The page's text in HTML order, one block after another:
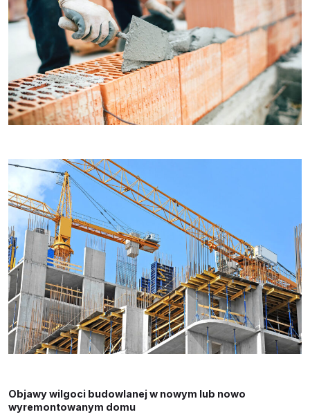
Objawy wilgoci budowlanej w nowym lub nowo
wyremontowanym domu